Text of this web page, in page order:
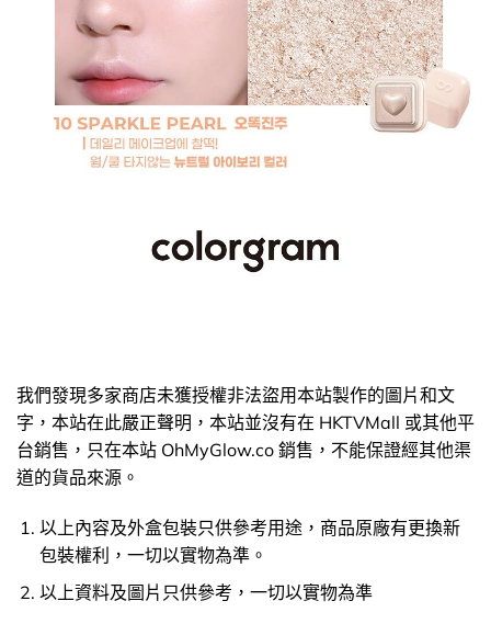
我們發現多家商店未獲授權非法盜用本站製作的圖片和文
字，本站在此嚴正聲明，本站並沒有在 HKTVMall 或其他平
台銷售，只在本站 OhMyGlow.co 銷售，不能保證經其他渠
道的貨品來源。
以上內容及外盒包裝只供參考用途，商品原廠有更換新
包裝權利，一切以實物為準。
以上資料及圖片只供參考，一切以實物為準